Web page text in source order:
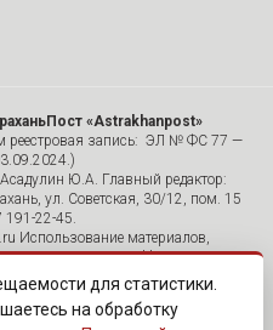
«Astrakhanpost»
реестровая запись: ЭЛ № ФС 77 —
Ю.А. Главный редактор:
ул. Советская, 30/12, пом. 15
191-22-45.
Использование материалов,
издания «Astrakhanpost»,
источника и публикацией
Astrakhanpost.ru. Комментарии
редактирования.
для статистики.
на обработку